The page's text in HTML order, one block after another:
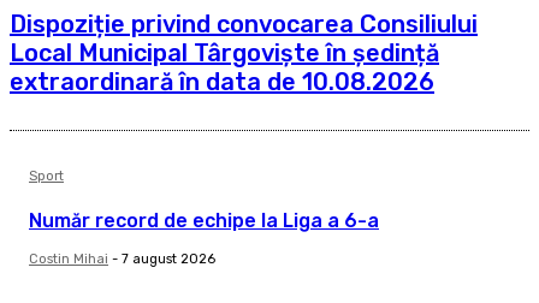
Dispoziție privind convocarea Consiliului
Local Municipal Târgoviște în ședință
extraordinară în data de 10.08.2026
Sport
Număr record de echipe la Liga a 6-a
Costin Mihai - 7 august 2026